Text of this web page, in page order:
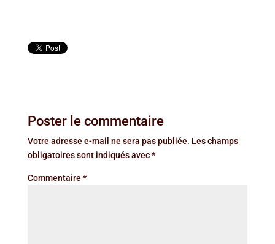
Poster le commentaire
Votre adresse e-mail ne sera pas publiée. Les champs
obligatoires sont indiqués avec*
Commentaire *